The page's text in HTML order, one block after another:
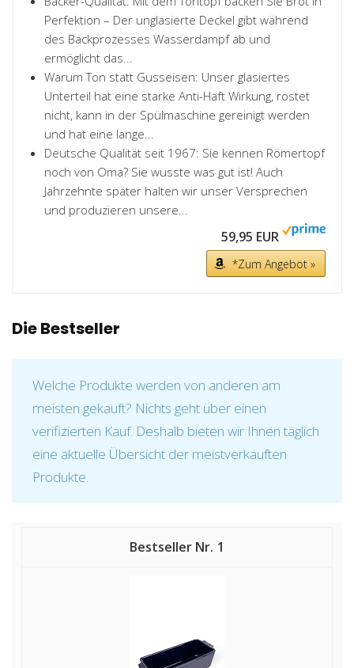
Perfektion – Der unglasierte Deckel gibt während
des Backprozesses Wasserdampf ab und
ermöglicht das...
Warum Ton statt Gusseisen: Unser glasiertes
Unterteil hat eine starke Anti-Haft Wirkung, rostet
nicht, kann in der Spülmaschine gereinigt werden
und hat eine lange...
Deutsche Qualität seit 1967: Sie kennen Römertopf
noch von Oma? Sie wusste was gut ist! Auch
Jahrzehnte später halten wir unser Versprechen
und produzieren unsere...
59,95 EUR
*Zum Angebot »
Die Bestseller
Welche Produkte werden von anderen am
meisten gekauft? Nichts geht über einen
verifizierten Kauf. Deshalb bieten wir Ihnen täglich
eine aktuelle Übersicht der meistverkauften
Produkte.
1